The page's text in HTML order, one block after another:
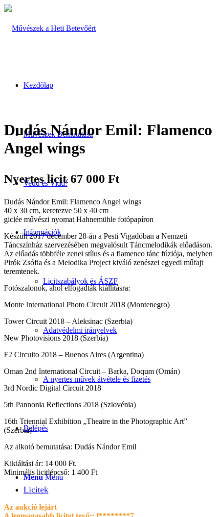
Kezdőlap
Művészek Bemutatása
Vedd és Vidd!
Információk
Licitszabályok és ÁSZF
Adatvédelmi irányelvek
A nyertes művek átvétele és fizetés
Belépés
Menu Menu
Dudás Nándor Emil: Flamenco
Angel wings
Nyertes licit: 67 000 Ft
Dudás Nándor Emil: Flamenco Angel wings
40 x 30 cm, keretezve 50 x 40 cm
giclée művészi nyomat Hahnemühle fotópapíron
Készült 2017 december 28-án a Pesti Vigadóban a Nemzeti
Táncszínház szervezésében megvalósult Táncmelodikák előadáson.
Az előadás többféle zenei stílus és a flamenco tánc fúziója, melyben
Pirók Zsófia és a Melodika Project kiváló zenészei egyedi műfajt
teremtenek.
Fotószalonok, ahol elfogadták kiállításra:
Monte International Photo Circuit 2018 (Montenegro)
Tower Circuit 2018 – Aleksinac (Szerbia)
New Photovisions 2018 (Szerbia)
F2 Circuito 2018 – Buenos Aires (Argentina)
Oman 2nd International Circuit – Barka, Doqum (Omán)
3rd Nordic Digital Circuit 2018
5th Pannonia Reflections 2018 (Szlovénia)
16th Triennial Exhibition „Theatre in the Photographic Art”
(Szerbia)
Az alkotó bemutatása: Dudás Nándor Emil
Kikiáltási ár: 14 000 Ft.
Minimális licitlépcső: 1 400 Ft
Licitek
Az aukció lejárt